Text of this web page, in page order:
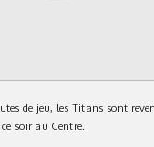
de jeu, les Titans sont
soir au Centre.